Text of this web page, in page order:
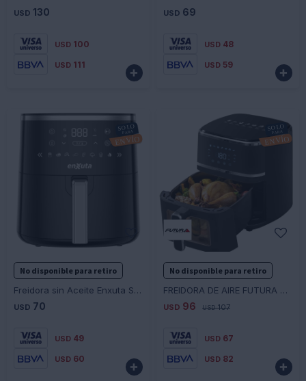
USD 130
USD 100
USD 111

USD 69
USD 48
USD 59

No disponible para retiro
Freidora sin Aceite Enxuta SDAENXFSA1145D
USD 70
USD 49
USD 60

No disponible para retiro
FREIDORA DE AIRE FUTURA DIGITAL FUT-AF55DB - NEGRO
USD 96 USD 107
USD 67
USD 82
